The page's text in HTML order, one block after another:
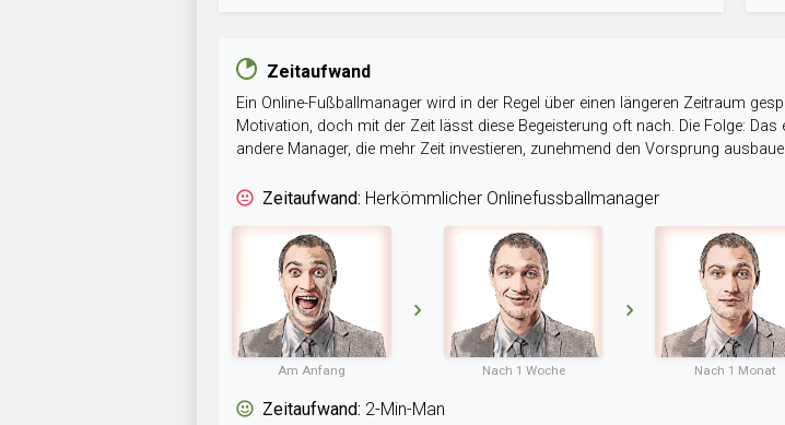
Zeitaufwand
Ein Online-Fußballmanager wird in der Regel über einen längeren Zeitraum
Motivation, doch mit der Zeit lässt diese Begeisterung oft nach. Die Folge:
andere Manager, die mehr Zeit investieren, zunehmend den Vorsprung
Zeitaufwand: Herkömmlicher Onlinefussballmanager
Am Anfang Nach 1 Woche Nach 1 Monat
Zeitaufwand: 2-Min-Man